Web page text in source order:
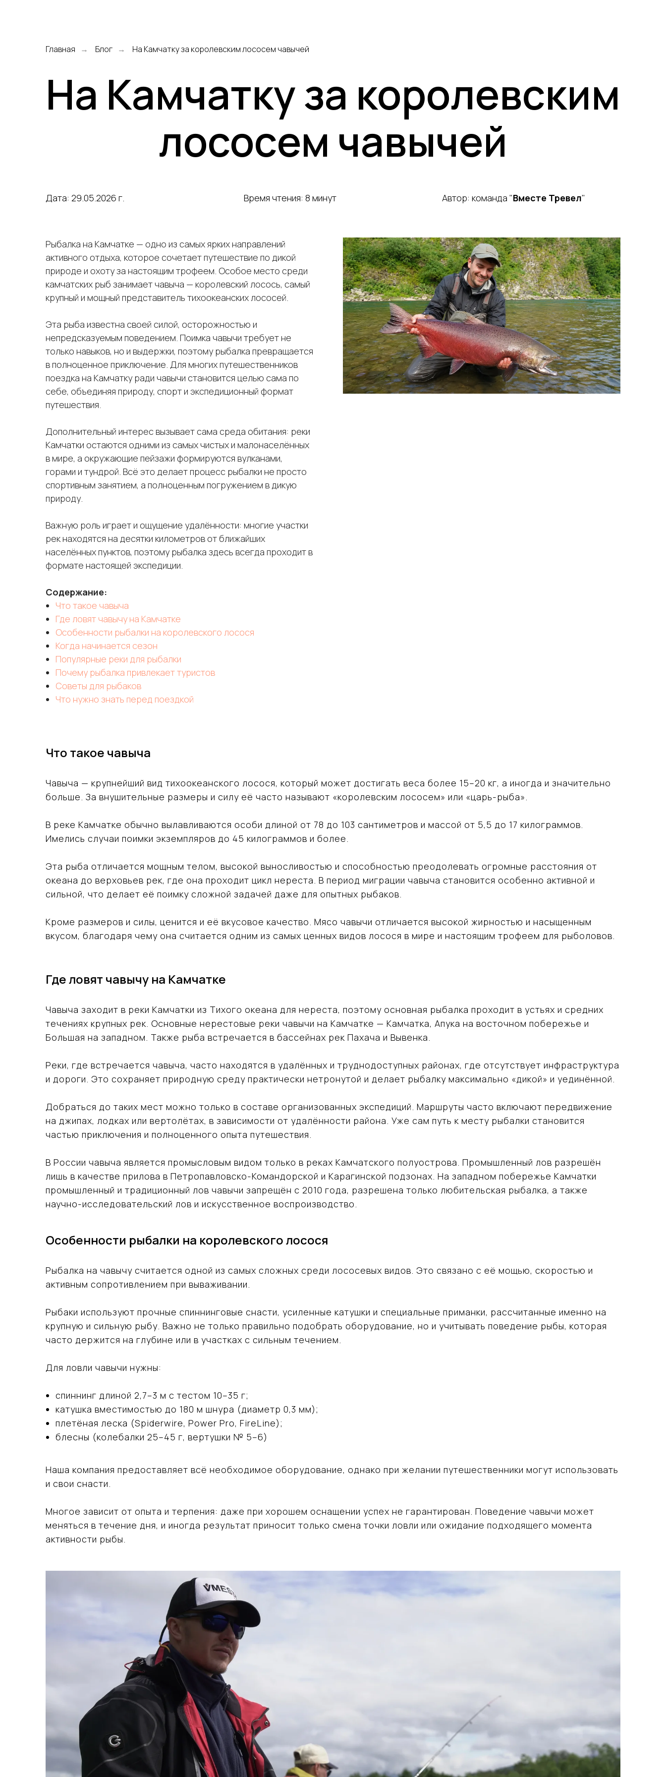
Все направления
Главная → Блог → На Камчатку за королевским лососем чавычей
На Камчатку за королевским
лососем чавычей
Дата: 29.05.2026 г. Время чтения: 8 минут Автор: команда "Вместе Тревел"
Рыбалка на Камчатке — одно из самых ярких направлений
активного отдыха, которое сочетает путешествие по дикой
природе и охоту за настоящим трофеем. Особое место среди
камчатских рыб занимает чавыча — королевский лосось, самый
крупный и мощный представитель тихоокеанских лососей.
Эта рыба известна своей силой, осторожностью и
непредсказуемым поведением. Поимка чавычи требует не
только навыков, но и выдержки, поэтому рыбалка превращается
в полноценное приключение. Для многих путешественников
поездка на Камчатку ради чавычи становится целью сама по
себе, объединяя природу, спорт и экспедиционный формат
путешествия.
Дополнительный интерес вызывает сама среда обитания: реки
Камчатки остаются одними из самых чистых и малонаселённых
в мире, а окружающие пейзажи формируются вулканами,
горами и тундрой. Всё это делает процесс рыбалки не просто
спортивным занятием, а полноценным погружением в дикую
природу.
Важную роль играет и ощущение удалённости: многие участки
рек находятся на десятки километров от ближайших
населённых пунктов, поэтому рыбалка здесь всегда проходит в
формате настоящей экспедиции.
Содержание:
Что такое чавыча
Где ловят чавычу на Камчатке
Особенности рыбалки на королевского лосося
Когда начинается сезон
Популярные реки для рыбалки
Почему рыбалка привлекает туристов
Советы для рыбаков
Что нужно знать перед поездкой
Что такое чавыча
Чавыча — крупнейший вид тихоокеанского лосося, который может достигать веса более 15–20 кг, а иногда и значительно
больше. За внушительные размеры и силу её часто называют «королевским лососем» или «царь-рыба».
В реке Камчатке обычно вылавливаются особи длиной от 78 до 103 сантиметров и массой от 5,5 до 17 килограммов.
Имелись случаи поимки экземпляров до 45 килограммов и более.
Эта рыба отличается мощным телом, высокой выносливостью и способностью преодолевать огромные расстояния от
океана до верховьев рек, где она проходит цикл нереста. В период миграции чавыча становится особенно активной и
сильной, что делает её поимку сложной задачей даже для опытных рыбаков.
Кроме размеров и силы, ценится и её вкусовое качество. Мясо чавычи отличается высокой жирностью и насыщенным
вкусом, благодаря чему она считается одним из самых ценных видов лосося в мире и настоящим трофеем для рыболовов.
Где ловят чавычу на Камчатке
Чавыча заходит в реки Камчатки из Тихого океана для нереста, поэтому основная рыбалка проходит в устьях и средних
течениях крупных рек. Основные нерестовые реки чавычи на Камчатке — Камчатка, Апука на восточном побережье и
Большая на западном. Также рыба встречается в бассейнах рек Пахача и Вывенка.
Реки, где встречается чавыча, часто находятся в удалённых и труднодоступных районах, где отсутствует инфраструктура
и дороги. Это сохраняет природную среду практически нетронутой и делает рыбалку максимально «дикой» и уединённой.
Добраться до таких мест можно только в составе организованных экспедиций. Маршруты часто включают передвижение
на джипах, лодках или вертолётах, в зависимости от удалённости района. Уже сам путь к месту рыбалки становится
частью приключения и полноценного опыта путешествия.
В России чавыча является промысловым видом только в реках Камчатского полуострова. Промышленный лов разрешён
лишь в качестве прилова в Петропавловско-Командорской и Карагинской подзонах. На западном побережье Камчатки
промышленный и традиционный лов чавычи запрещён с 2010 года, разрешена только любительская рыбалка, а также
научно-исследовательский лов и искусственное воспроизводство.
Особенности рыбалки на королевского лосося
Рыбалка на чавычу считается одной из самых сложных среди лососевых видов. Это связано с её мощью, скоростью и
активным сопротивлением при вываживании.
Рыбаки используют прочные спиннинговые снасти, усиленные катушки и специальные приманки, рассчитанные именно на
крупную и сильную рыбу. Важно не только правильно подобрать оборудование, но и учитывать поведение рыбы, которая
часто держится на глубине или в участках с сильным течением.
Для ловли чавычи нужны:
спиннинг длиной 2,7–3 м с тестом 10–35 г;
катушка вместимостью до 180 м шнура (диаметр 0,3 мм);
плетёная леска (Spiderwire, Power Pro, FireLine);
блесны (колебалки 25–45 г, вертушки № 5–6)
Наша компания предоставляет всё необходимое оборудование, однако при желании путешественники могут использовать
и свои снасти.
Многое зависит от опыта и терпения: даже при хорошем оснащении успех не гарантирован. Поведение чавычи может
меняться в течение дня, и иногда результат приносит только смена точки ловли или ожидание подходящего момента
активности рыбы.